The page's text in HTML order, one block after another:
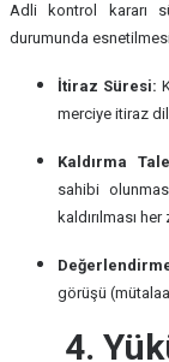
Adli kontrol kararı
durumunda
İtiraz Süresi:
merciye itiraz
Kaldırma
sahibi
kaldırılması
görüşü
4.